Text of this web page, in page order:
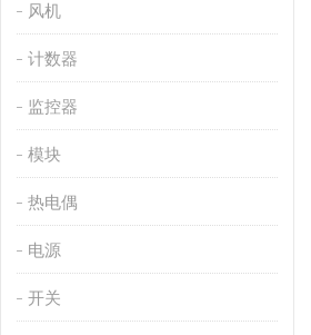
风机
计数器
监控器
模块
热电偶
电源
开关